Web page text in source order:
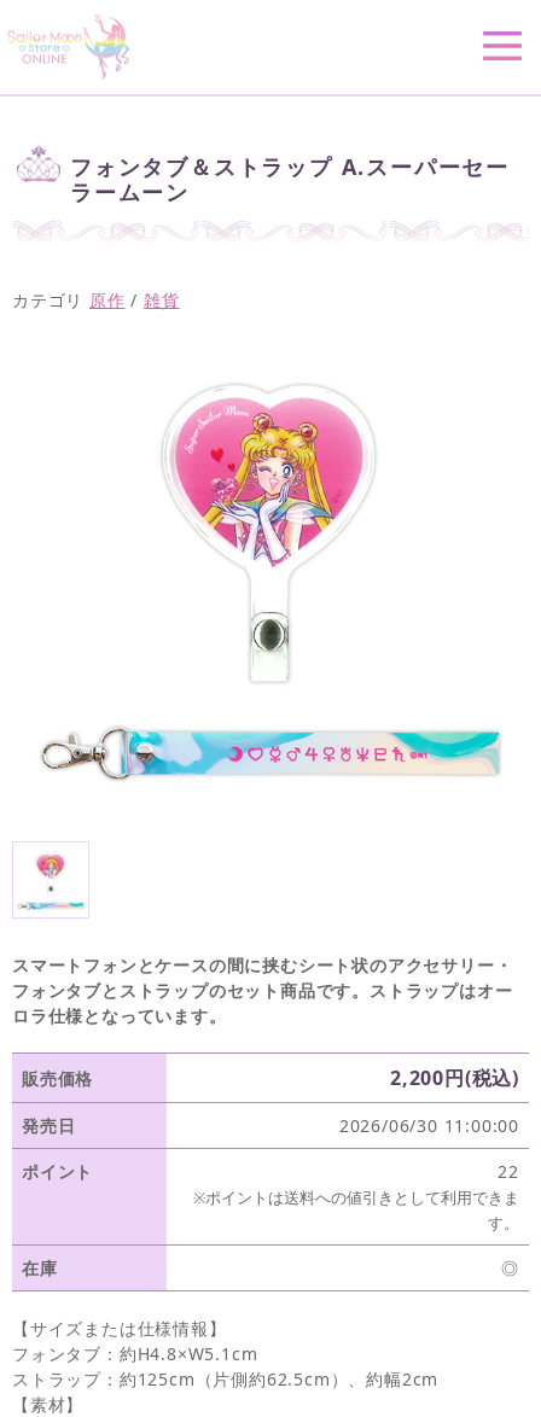
フォンタブ＆ストラップ A.スーパーセー
ラームーン
カテゴリ 原作 /雑貨
スマートフォンとケースの間に挟むシート状のアクセサリー・
フォンタブとストラップのセット商品です。ストラップはオー
ロラ仕様となっています。
販売価格 2,200円(税込)
発売日
2026/06/30 11:00:00
ポイント
22
※ポイントは送料への値引きとして利用できま
す。
在庫 ◎
【サイズまたは仕様情報】
フォンタブ：約H4.8×W5.1cm
ストラップ：約125cm（片側約62.5cm）、約幅2cm
【素材】